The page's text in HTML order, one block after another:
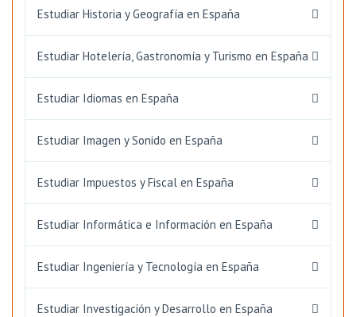
Estudiar Historia y Geografía en España
Estudiar Hotelería, Gastronomía y Turismo en España
Estudiar Idiomas en España
Estudiar Imagen y Sonido en España
Estudiar Impuestos y Fiscal en España
Estudiar Informática e Información en España
Estudiar Ingeniería y Tecnología en España
Estudiar Investigación y Desarrollo en España